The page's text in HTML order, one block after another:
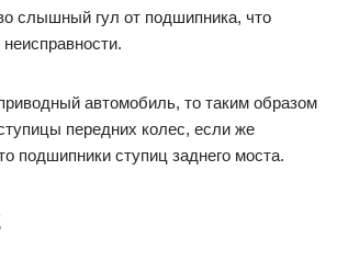
слышный гул от подшипника, что
автомобиль, то таким образом
передних колес, если же
подшипники ступиц заднего моста.